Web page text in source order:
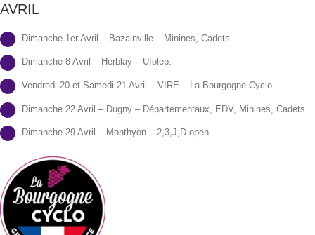
AVRIL
Dimanche 1er Avril – Bazainville – Minines, Cadets.
Dimanche 8 Avril – Herblay – Ufolep.
Vendredi 20 et Samedi 21 Avril – VIRE – La Bourgogne Cyclo.
Dimanche 22 Avril – Dugny – Départementaux, EDV, Minines, Cadets.
Dimanche 29 Avril – Monthyon – 2,3,J,D open.